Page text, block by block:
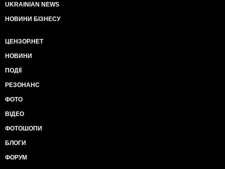
UKRAINIAN NEWS
НОВИНИ БІЗНЕСУ
ЦЕНЗОР.НЕТ
НОВИНИ
ПОДІЇ
РЕЗОНАНС
ФОТО
ВІДЕО
ФОТОШОПИ
БЛОГИ
ФОРУМ